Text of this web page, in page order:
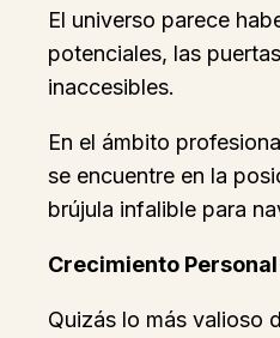
El universo parece
potenciales, las
inaccesibles.
En el ámbito
se encuentre en la
brújula infalible para
Crecimiento
Quizás lo más valioso